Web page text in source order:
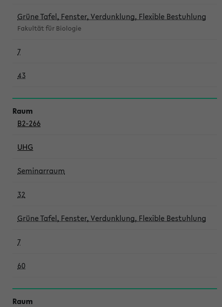
Grüne Tafel, Fenster, Verdunklung, Flexible Bestuhlung
Fakultät für Biologie
7
43
B2-266
UHG
Seminarraum
32
Grüne Tafel, Fenster, Verdunklung, Flexible Bestuhlung
7
60